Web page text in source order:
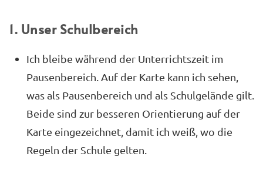
1. Unser Schulbereich
Ich bleibe während der Unterrichtszeit im
Pausenbereich. Auf der Karte kann ich sehen,
was als Pausenbereich und als Schulgelände gilt.
Beide sind zur besseren Orientierung auf der
Karte eingezeichnet, damit ich weiß, wo die
Regeln der Schule gelten.